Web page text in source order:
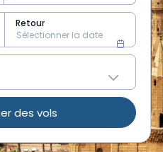
Retour
des vols